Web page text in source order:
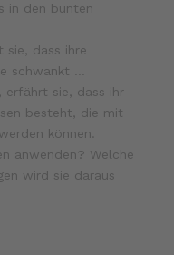
in den bunten
sie, dass ihre
schwankt …
erfährt sie, dass ihr
besteht, die mit
können.
anwenden? Welche
wird sie daraus